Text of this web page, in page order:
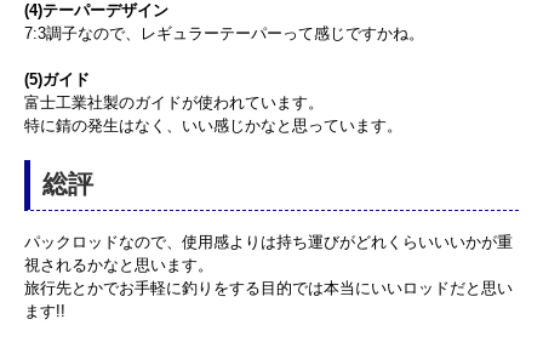
(4)テーパーデザイン
7:3調子なので、レギュラーテーパーって感じですかね。
(5)ガイド
富士工業社製のガイドが使われています。
特に錆の発生はなく、いい感じかなと思っています。
総評
パックロッドなので、使用感よりは持ち運びがどれくらいいいかが重
視されるかなと思います。
旅行先とかでお手軽に釣りをする目的では本当にいいロッドだと思い
ます!!